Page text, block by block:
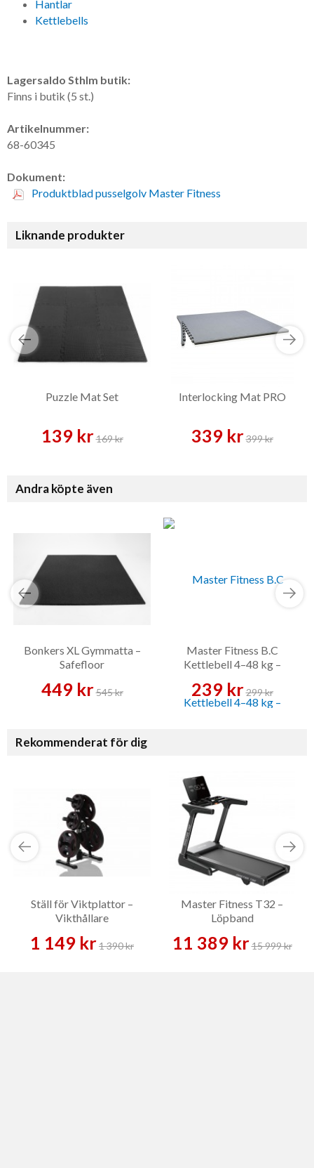
Hantlar
Kettlebells
Lagersaldo Sthlm butik:
Finns i butik (5 st.)
Artikelnummer:
68-60345
Dokument:
Produktblad pusselgolv Master Fitness
Liknande produkter
Puzzle Mat Set
139 kr169 kr
Interlocking Mat PRO
339 kr399 kr
Andra köpte även
Bonkers XL Gymmatta –
Safefloor
449 kr545 kr
Master Fitness B.C
Kettlebell 4–48 kg –
239 kr299 kr
Rekommenderat för dig
Ställ för Viktplattor –
Vikthållare
1 149 kr1 390 kr
Master Fitness T32 –
Löpband
11 389 kr15 999 kr